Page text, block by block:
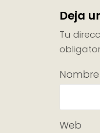
Deja
Tu
Nombre
Web